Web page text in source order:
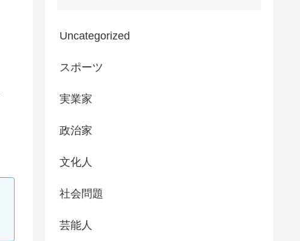
Uncategorized
スポーツ
実業家
政治家
文化人
社会問題
芸能人